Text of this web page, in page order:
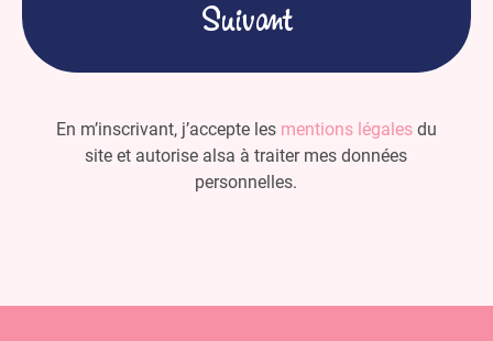
En m’inscrivant, j’accepte les mentions légalesdu
site et autorise alsa à traiter mes données
personnelles.